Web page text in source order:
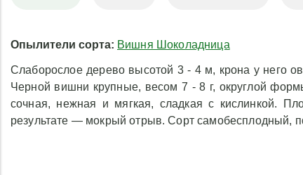
Опылители сорта: Вишня Шоколадница
Слаборослое дерево высотой 3 - 4 м, крона у него
Черной вишни крупные, весом 7 - 8 г, округлой
сочная, нежная и мягкая, сладкая с кислинкой.
результате — мокрый отрыв. Сорт самобесплодный,